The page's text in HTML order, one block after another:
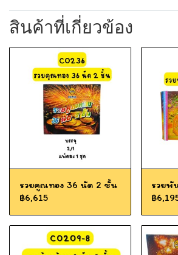
สินค้าที่เกี่ยวข้อง
รวยคูณทอง 36 นัด 2 ชั้น
฿6,615
รวยพั
฿